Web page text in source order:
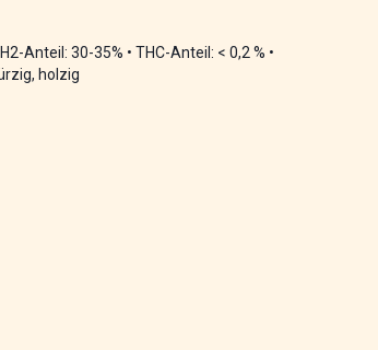
Anteil: 30-35% • THC-Anteil: < 0,2 % •
holzig